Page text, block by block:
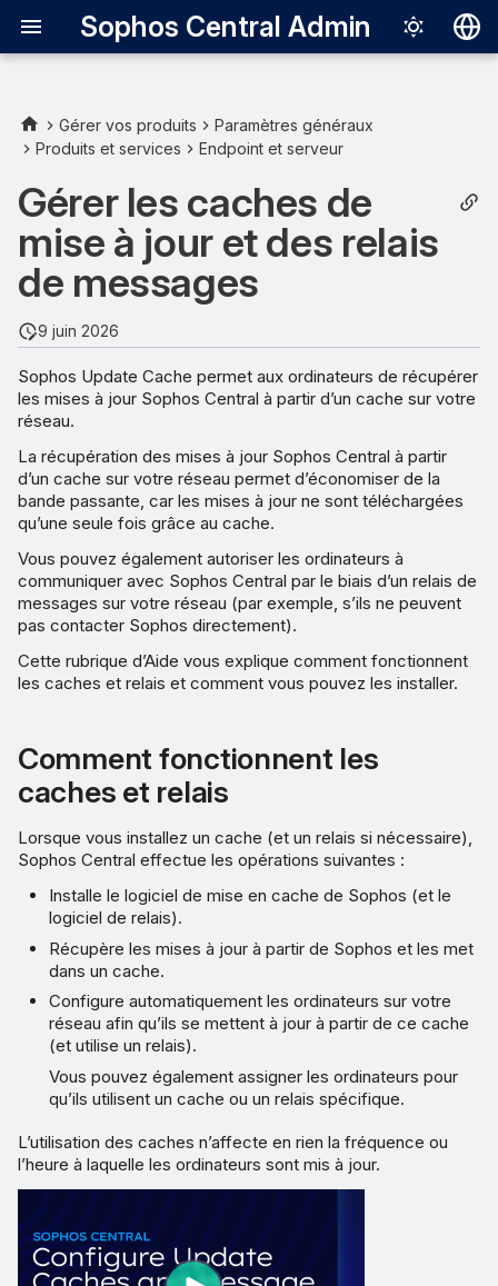
Sophos Central Admin
Italiano
中文（繁體）
Comment fonctionnent les
Ordinateurs sur lesquels il est
possible d’installer des
caches et des relais
Les ordinateurs qui peuvent
utiliser les caches et relais
Installer un cache/relais
Assignez les ordinateurs à
un cache/relais
Ordinateurs qui peuvent
utiliser les caches et relais
Exclure les ordinateurs de
l’utilisation des caches et des
relais
Supprimer un cache/relais
Gérer vos produits
Paramètres généraux
Produits et services
Endpoint et serveur
Gérer les caches de
mise à jour et des relais
de messages
9 juin 2026
Sophos Update Cache permet aux ordinateurs de récupérer
les mises à jour Sophos Central à partir d’un cache sur votre
réseau.
La récupération des mises à jour Sophos Central à partir
d’un cache sur votre réseau permet d’économiser de la
bande passante, car les mises à jour ne sont téléchargées
qu’une seule fois grâce au cache.
Vous pouvez également autoriser les ordinateurs à
communiquer avec Sophos Central par le biais d’un relais de
messages sur votre réseau (par exemple, s’ils ne peuvent
pas contacter Sophos directement).
Cette rubrique d’Aide vous explique comment fonctionnent
les caches et relais et comment vous pouvez les installer.
Comment fonctionnent les
caches et relais
Lorsque vous installez un cache (et un relais si nécessaire),
Sophos Central effectue les opérations suivantes :
Installe le logiciel de mise en cache de Sophos (et le
logiciel de relais).
Récupère les mises à jour à partir de Sophos et les met
dans un cache.
Configure automatiquement les ordinateurs sur votre
réseau afin qu’ils se mettent à jour à partir de ce cache
(et utilise un relais).
Vous pouvez également assigner les ordinateurs pour
qu’ils utilisent un cache ou un relais spécifique.
L’utilisation des caches n’affecte en rien la fréquence ou
l’heure à laquelle les ordinateurs sont mis à jour.